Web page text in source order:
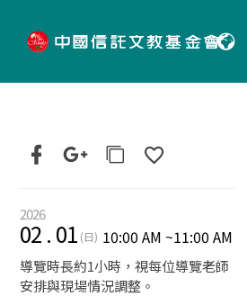
2026
02 . 01 (日) 10:00 AM ~11:00 AM
導覽時長約1小時，視每位導覽老師
安排與現場情況調整。